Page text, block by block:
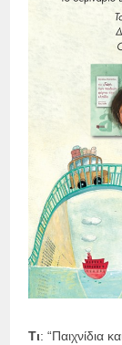
Τι: “Παιχνίδια